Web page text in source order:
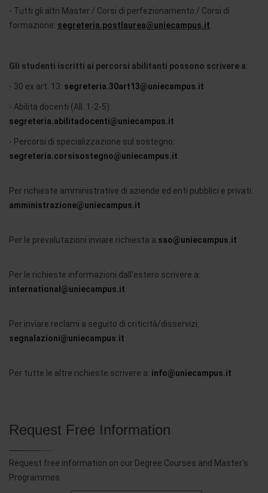
- Tutti gli altri Master / Corsi di perfezionamento / Corsi di
formazione: segreteria.postlaurea@uniecampus.it
Gli studenti iscritti ai percorsi abilitanti possono scrivere a:
- 30 ex art. 13: segreteria.30art13@uniecampus.it
- Abilita docenti (All. 1-2-5):
segreteria.abilitadocenti@uniecampus.it
- Percorsi di specializzazione sul sostegno:
segreteria.corsisostegno@uniecampus.it
Per richieste amministrative di aziende ed enti pubblici e privati:
amministrazione@uniecampus.it
Per le prevalutazioni inviare richiesta a sao@uniecampus.it
Per le richieste informazioni dall'estero scrivere a:
international@uniecampus.it
Per inviare reclami a seguito di criticità/disservizi:
segnalazioni@uniecampus.it
Per tutte le altre richieste scrivere a: info@uniecampus.it
Request Free Information
Request free information on our Degree Courses and Master's
Programmes